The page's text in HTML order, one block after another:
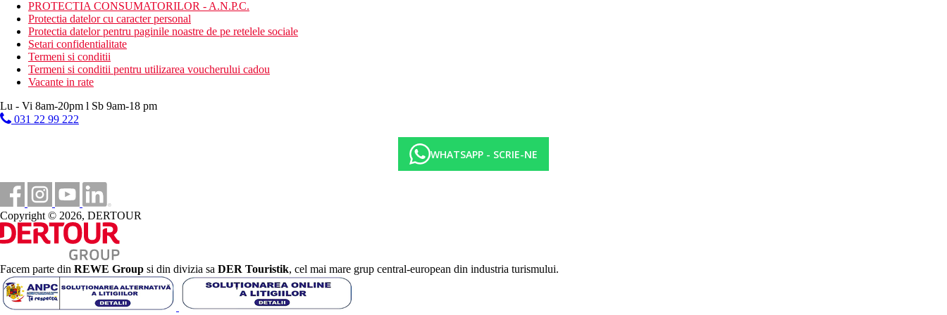
centru de scufundari
magazin de suveniruri
wellness
serviciu de transfer (contra cost)
lounge/camera cu TV comuna
zona pentru fumatori
aer conditionat
serviciu de trezire
pranz la pachet
Descrierea plajei
plaja cu nisip, sezlonguri si umbrele gratuite
Activitati sportive si divertisment
Gratuit
volei pe plaja, tenis de masa
animatii usoare in zilele selectate (karaoke, muzica live)
sala de gimnastica
Contra cost
centru SPA
tratamente si masaje
PROTECTIA CONSUMATORILOR - A.N.P.C.
Protectia datelor cu caracter personal
Protectia datelor pentru paginile noastre de pe retelele sociale
Setari confidentialitate
Termeni si conditii
Termeni si conditii pentru utilizarea voucherului cadou
Vacante in rate
Lu - Vi 8am-20pm l Sb 9am-18 pm
031 22 99 222
WHATSAPP - SCRIE-NE
Copyright © 2026, DERTOUR
Facem parte din REWE Group si din divizia sa DER Touristik, cel mai mare grup central-european din industria turismului.